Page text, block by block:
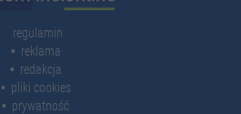
regulamin
reklama
redakcja
pliki cookies
prywatność